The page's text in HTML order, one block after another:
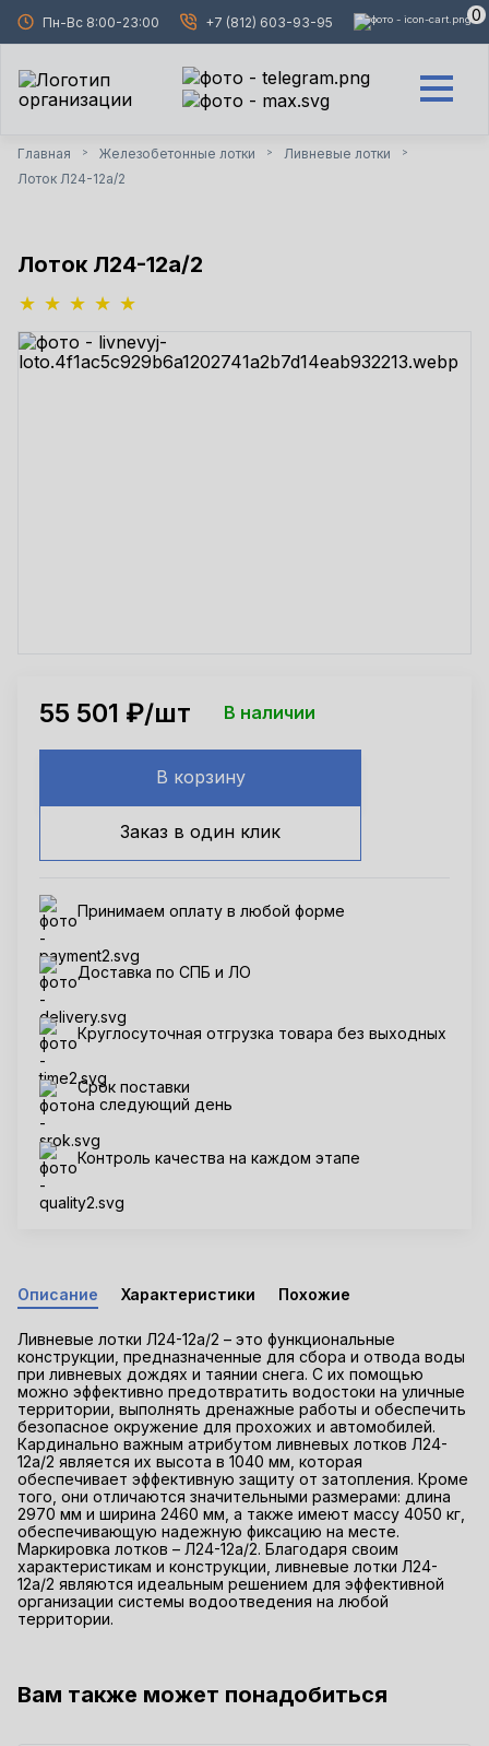
Пн-Вс 8:00-23:00 +7 (812) 603-93-95 0
Главная > Железобетонные лотки > Ливневые лотки >
Лоток Л24-12а/2
Лоток Л24-12а/2
55 501 ₽/шт В наличии
В корзину
Заказ в один клик
Принимаем оплату в любой форме
Доставка по СПБ и ЛО
Круглосуточная отгрузка товара без выходных
Срок поставки
на следующий день
Контроль качества на каждом этапе
Описание Характеристики Похожие
Ливневые лотки Л24-12а/2 – это функциональные
конструкции, предназначенные для сбора и отвода воды
при ливневых дождях и таянии снега. С их помощью
можно эффективно предотвратить водостоки на уличные
территории, выполнять дренажные работы и обеспечить
безопасное окружение для прохожих и автомобилей.
Кардинально важным атрибутом ливневых лотков Л24-
12а/2 является их высота в 1040 мм, которая
обеспечивает эффективную защиту от затопления. Кроме
того, они отличаются значительными размерами: длина
2970 мм и ширина 2460 мм, а также имеют массу 4050 кг,
обеспечивающую надежную фиксацию на месте.
Маркировка лотков – Л24-12а/2. Благодаря своим
характеристикам и конструкции, ливневые лотки Л24-
12а/2 являются идеальным решением для эффективной
организации системы водоотведения на любой
территории.
Вам также может понадобиться